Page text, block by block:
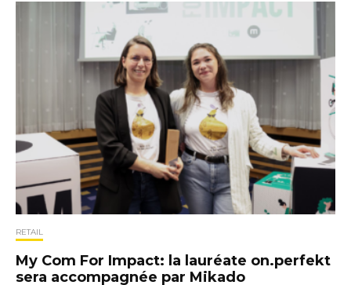
RETAIL
My Com For Impact: la lauréate on.perfekt
sera accompagnée par Mikado